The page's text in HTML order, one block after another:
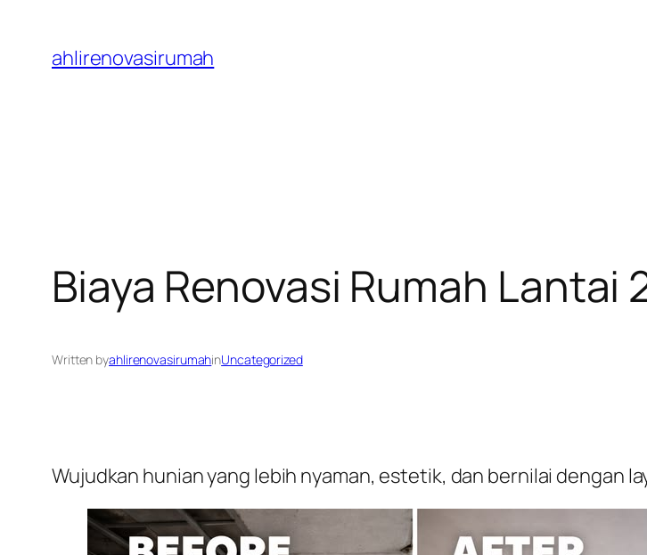
content
ahlirenovasirumah
Biaya Renovasi Rumah Lantai
Written byahlirenovasirumahinUncategorized
Wujudkan hunian yang lebih nyaman, estetik, dan bernilai dengan